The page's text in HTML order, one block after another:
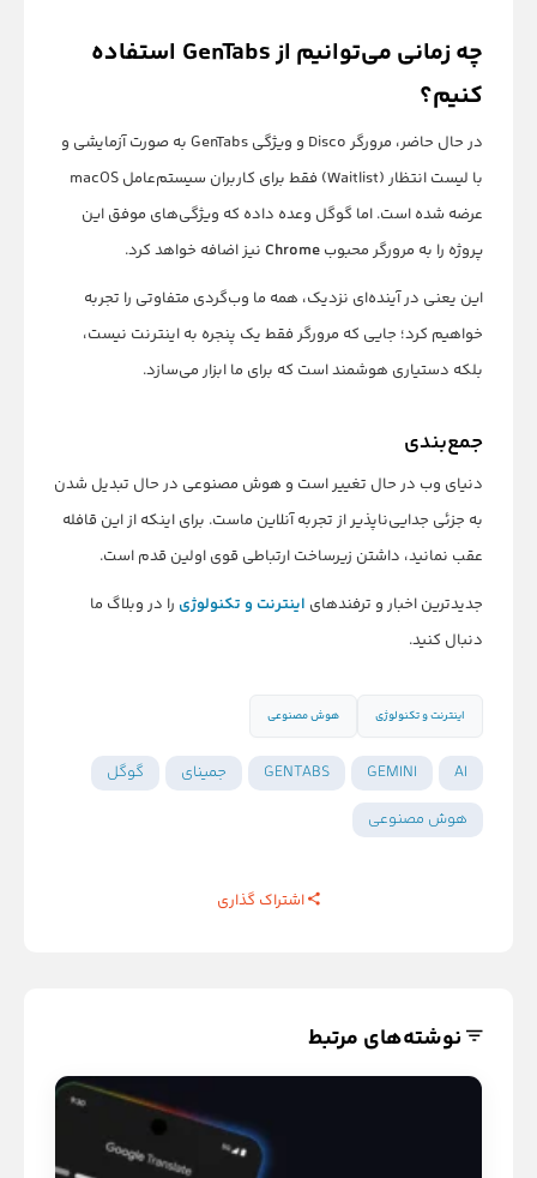
چه زمانی می‌توانیم از GenTabs استفاده
کنیم؟
در حال حاضر، مرورگر Disco و ویژگی GenTabs به صورت آزمایشی و
با لیست انتظار (Waitlist) فقط برای کاربران سیستم‌عامل macOS
عرضه شده است. اما گوگل وعده داده که ویژگی‌های موفق این
پروژه را به مرورگر محبوب Chrome نیز اضافه خواهد کرد.
این یعنی در آینده‌ای نزدیک، همه ما وب‌گردی متفاوتی را تجربه
خواهیم کرد؛ جایی که مرورگر فقط یک پنجره به اینترنت نیست،
بلکه دستیاری هوشمند است که برای ما ابزار می‌سازد.
جمع‌بندی
دنیای وب در حال تغییر است و هوش مصنوعی در حال تبدیل شدن
به جزئی جدایی‌ناپذیر از تجربه آنلاین ماست. برای اینکه از این قافله
عقب نمانید، داشتن زیرساخت ارتباطی قوی اولین قدم است.
جدیدترین اخبار و ترفندهای اینترنت و تکنولوژی را در وبلاگ ما
دنبال کنید.
اینترنت و تکنولوژی هوش مصنوعی
AI
GEMINI
GENTABS جمینای
گوگل
هوش مصنوعی
اشتراک گذاری
نوشته‌های مرتبط